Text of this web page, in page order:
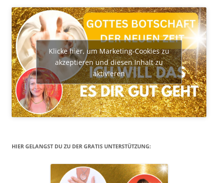
Klicke hier, um Marketing-Cookies zu
akzeptieren und diesen Inhalt zu
aktivieren
HIER GELANGST DU ZU DER GRATIS UNTERSTÜTZUNG: